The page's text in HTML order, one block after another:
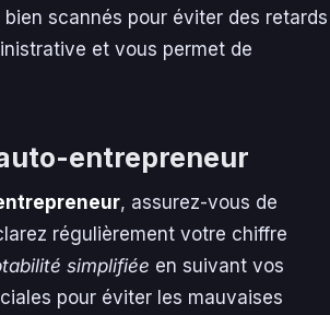
scannés pour éviter des retards
et vous permet de
entrepreneur
, assurez-vous de
régulièrement votre chiffre
simplifiée en suivant vos
pour éviter les mauvaises